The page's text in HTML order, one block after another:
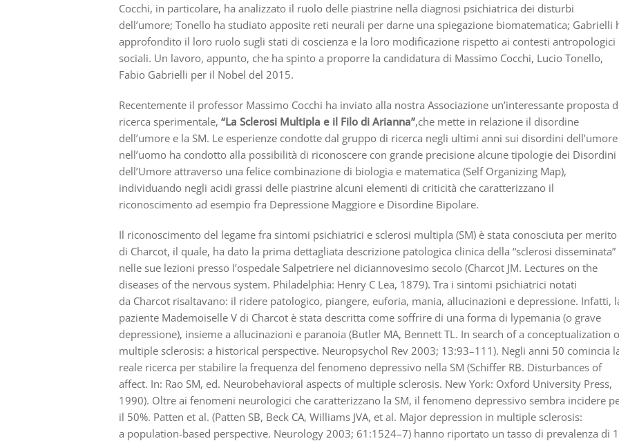
Cocchi, in particolare, ha analizzato il ruolo delle piastrine nella diagnosi psichiatrica dei disturbi
dell’umore; Tonello ha studiato apposite reti neurali per darne una spiegazione biomatematica; Gabrielli
approfondito il loro ruolo sugli stati di coscienza e la loro modificazione rispetto ai contesti antropologici
sociali. Un lavoro, appunto, che ha spinto a proporre la candidatura di Massimo Cocchi, Lucio Tonello,
Fabio Gabrielli per il Nobel del 2015.
Recentemente il professor Massimo Cocchi ha inviato alla nostra Associazione un’interessante proposta
ricerca sperimentale, “La Sclerosi Multipla e il Filo di Arianna”,che mette in relazione il disordine
dell’umore e la SM. Le esperienze condotte dal gruppo di ricerca negli ultimi anni sui disordini dell’umore
nell’uomo ha condotto alla possibilità di riconoscere con grande precisione alcune tipologie dei Disordini
dell’Umore attraverso una felice combinazione di biologia e matematica (Self Organizing Map),
individuando negli acidi grassi delle piastrine alcuni elementi di criticità che caratterizzano il
riconoscimento ad esempio fra Depressione Maggiore e Disordine Bipolare.
Il riconoscimento del legame fra sintomi psichiatrici e sclerosi multipla (SM) è stata conosciuta per merito
di Charcot, il quale, ha dato la prima dettagliata descrizione patologica clinica della “sclerosi disseminata”
nelle sue lezioni presso l’ospedale Salpetriere nel diciannovesimo secolo (Charcot JM. Lectures on the
diseases of the nervous system. Philadelphia: Henry C Lea, 1879). Tra i sintomi psichiatrici notati
da Charcot risaltavano: il ridere patologico, piangere, euforia, mania, allucinazioni e depressione. Infatti,
paziente Mademoiselle V di Charcot è stata descritta come soffrire di una forma di lypemania (o grave
depressione), insieme a allucinazioni e paranoia (Butler MA, Bennett TL. In search of a conceptualization
multiple sclerosis: a historical perspective. Neuropsychol Rev 2003; 13:93–111). Negli anni 50 comincia
reale ricerca per stabilire la frequenza del fenomeno depressivo nella SM (Schiffer RB. Disturbances of
affect. In: Rao SM, ed. Neurobehavioral aspects of multiple sclerosis. New York: Oxford University Press,
1990). Oltre ai fenomeni neurologici che caratterizzano la SM, il fenomeno depressivo sembra incidere
il 50%. Patten et al. (Patten SB, Beck CA, Williams JVA, et al. Major depression in multiple sclerosis:
a population-based perspective. Neurology 2003; 61:1524–7) hanno riportato un tasso di prevalenza di